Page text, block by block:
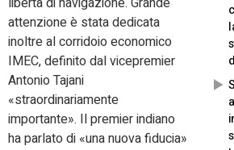
attenzione è stata dedicata
inoltre al corridoio economico
IMEC, definito dal vicepremier
Antonio Tajani
«straordinariamente
importante». Il premier indiano
ha parlato di «una nuova fiducia»